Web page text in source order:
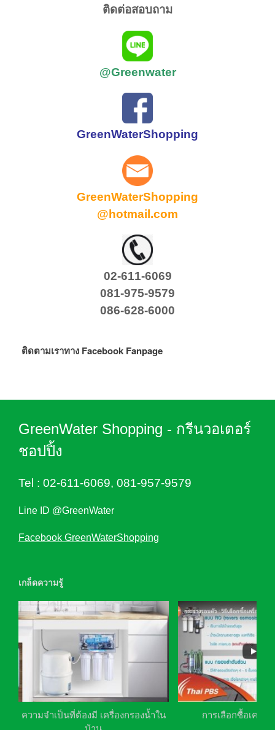
ติดต่อสอบถาม
@Greenwater
GreenWaterShopping
GreenWaterShopping
@hotmail.com
02-611-6069
081-975-9579
086-628-6000
ติดตามเราทาง Facebook Fanpage
GreenWater Shopping - กรีนวอเตอร์
ชอปปิ้ง
Tel : 02-611-6069, 081-957-9579
Line ID @GreenWater
Facebook GreenWaterShopping
เกล็ดความรู้
ความจำเป็นที่ต้องมี เครื่องกรองน้ำใน
การเลือกซื้อเครื่อ